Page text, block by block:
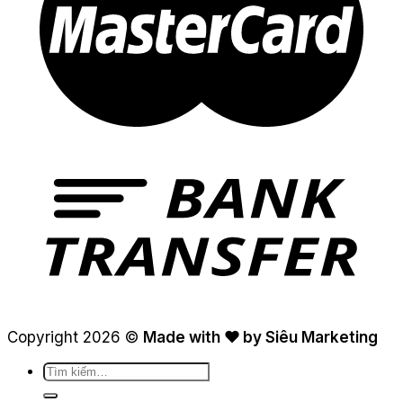
Copyright 2026 © Made with ❤ by Siêu Marketing
Tìm
kiếm: